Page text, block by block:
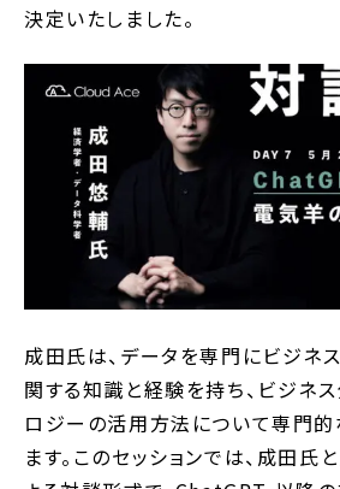
決定いたしました。
成田氏は、データを専門にビジネ
関する知識と経験を持ち、ビジネ
ロジーの活用方法について専門的
ます。このセッションでは、成田